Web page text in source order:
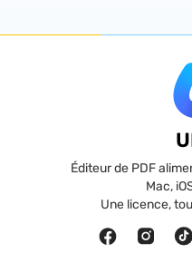
Éditeur de PDF
Mac,
Une licence,